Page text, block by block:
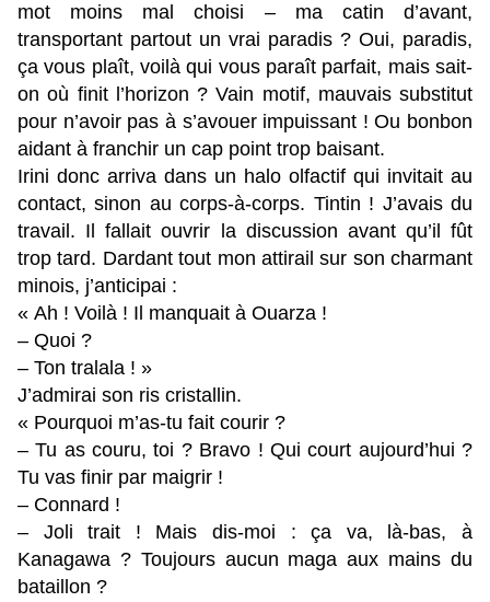
mot moins mal choisi – ma catin d’avant,
transportant partout un vrai paradis ? Oui, paradis,
ça vous plaît, voilà qui vous paraît parfait, mais sait-
on où finit l’horizon ? Vain motif, mauvais substitut
pour n’avoir pas à s’avouer impuissant ! Ou bonbon
aidant à franchir un cap point trop baisant.
Irini donc arriva dans un halo olfactif qui invitait au
contact, sinon au corps-à-corps. Tintin ! J’avais du
travail. Il fallait ouvrir la discussion avant qu’il fût
trop tard. Dardant tout mon attirail sur son charmant
minois, j’anticipai :
« Ah ! Voilà ! Il manquait à Ouarza !
– Quoi ?
– Ton tralala ! »
J’admirai son ris cristallin.
« Pourquoi m’as-tu fait courir ?
– Tu as couru, toi ? Bravo ! Qui court aujourd’hui ?
Tu vas finir par maigrir !
– Connard !
– Joli trait ! Mais dis-moi : ça va, là-bas, à
Kanagawa ? Toujours aucun maga aux mains du
bataillon ?